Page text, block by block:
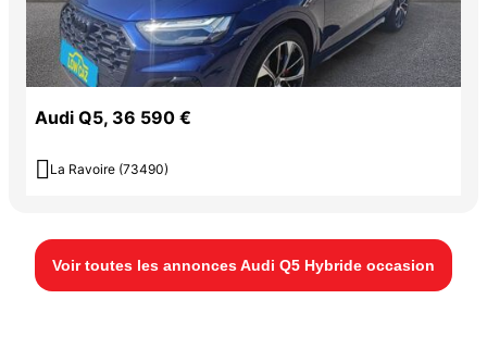
Audi Q5, 36 590 €
 La Ravoire (73490)
Voir toutes les annonces Audi Q5 Hybride occasion